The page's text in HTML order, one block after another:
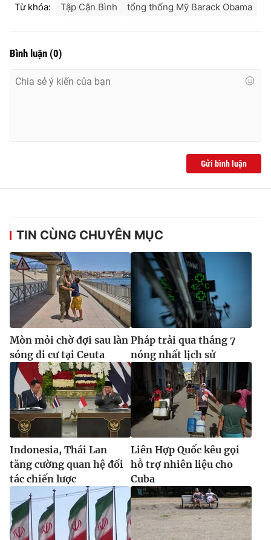
Giấy phép hoạt động báo in và báo điện tử số 483/GP-BTTTT
Phó Tổng Biên tập:
Tổng đài VTV:024.38 355 931 - 024.38 355 932
® Cấm sao chép dưới mọi hình thức nếu không có sự chấp
thuận bằng văn bản. Ghi rõ nguồn VTV.vn khi phát hành lại
Từ khóa: Tập Cận Bình tổng thống Mỹ Barack Obama
Bình luận (0)
Gửi bình luận
TIN CÙNG CHUYÊN MỤC
Mòn mỏi chờ đợi sau làn
sóng di cư tại Ceuta
Pháp trải qua tháng 7
nóng nhất lịch sử
Indonesia, Thái Lan
tăng cường quan hệ đối
tác chiến lược
Liên Hợp Quốc kêu gọi
hỗ trợ nhiên liệu cho
Cuba